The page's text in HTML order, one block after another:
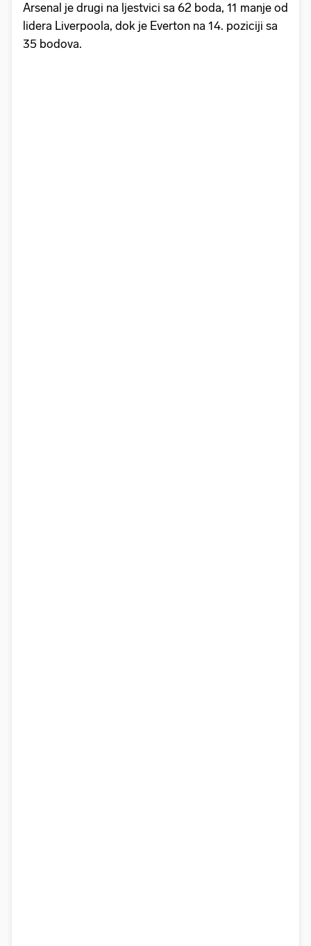
Arsenal je drugi na ljestvici sa 62 boda, 11 manje od
lidera Liverpoola, dok je Everton na 14. poziciji sa
35 bodova.